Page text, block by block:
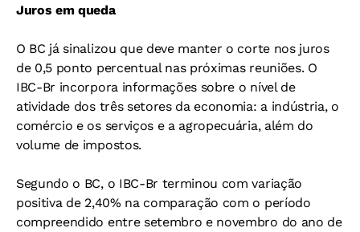
Juros em queda
O BC já sinalizou que deve manter o corte nos juros
de 0,5 ponto percentual nas próximas reuniões. O
IBC-Br incorpora informações sobre o nível de
atividade dos três setores da economia: a indústria, o
comércio e os serviços e a agropecuária, além do
volume de impostos.
Segundo o BC, o IBC-Br terminou com variação
positiva de 2,40% na comparação com o período
compreendido entre setembro e novembro do ano de